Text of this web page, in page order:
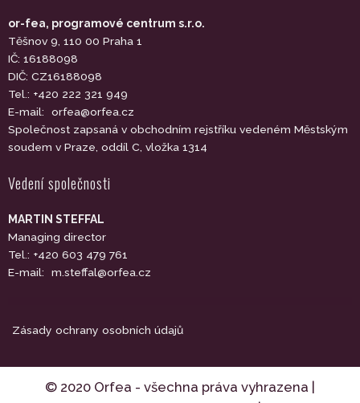
or-fea, programové centrum s.r.o.
Těšnov 9, 110 00 Praha 1
IČ: 16188098
DIČ: CZ16188098
Tel.: +420 222 321 949
E-mail:
orfea@orfea.cz
Společnost zapsaná v obchodním rejstříku vedeném Městským
soudem v Praze, oddíl C, vložka 1314
Vedení společnosti
MARTIN STEFFAL
Managing director
Tel.: +420 603 479 761
E-mail:
m.steffal@orfea.cz
Zásady ochrany osobních údajů
© 2020 Orfea - všechna práva vyhrazena |